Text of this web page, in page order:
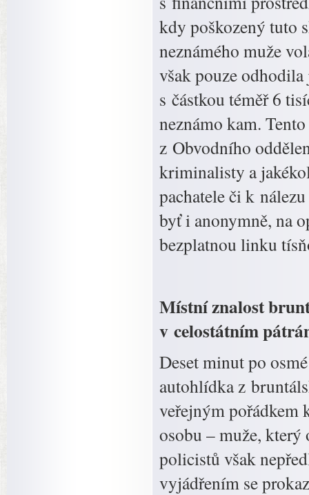
kdy poškozený tuto
neznámého muže
však pouze
s částkou téměř 6
neznámo kam.
z Obvodního
kriminalisty a
pachatele či k
byť i anonymně, na
bezplatnou linku
Místní znalost
v celostátním
Deset minut po
autohlídka z
veřejným
osobu – muže,
policistů však
vyjádřením se